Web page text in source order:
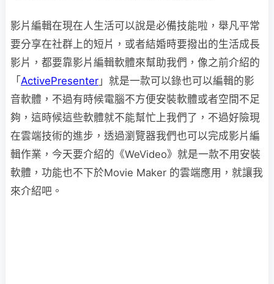
影片編輯在現在人生活可以說是必備技能啦，舉凡平常
要分享在社群上的短片，或者結婚時要撥出的生活成長
影片，都要靠影片編輯軟體來幫助我們，像之前介紹的
「 ActivePresenter 」就是一款可以錄也可以編輯的影
音軟體，不過有時候電腦不方便安裝軟體或者空間不足
夠，這時候這些軟體就不能幫忙上我們了，不過好險現
在雲端技術的進步，透過瀏覽器我們也可以完成影片編
輯作業，今天要介紹的《WeVideo》就是一款不用安裝
軟體，功能也不下於Movie Maker 的雲端應用，就讓我
來介紹吧。